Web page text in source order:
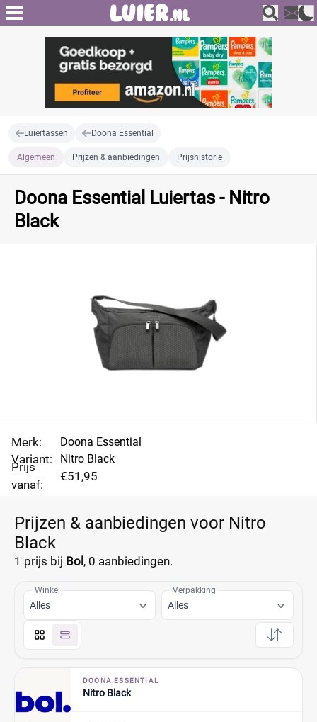
Luiertassen Doona Essential
Algemeen Prijzen & aanbiedingen Prijshistorie
Doona Essential Luiertas - Nitro
Black
Merk:
Variant:
Prijs
vanaf:
Doona Essential
Nitro Black
€51,95
Prijzen & aanbiedingen voor Nitro
Black
1 prijs bij Bol , 0 aanbiedingen.
Winkel
Alles
Verpakking
Alles
DOONA ESSENTIAL
Nitro Black